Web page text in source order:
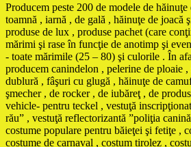
Producem peste 200 de modele de
toamnă , iarnă , de gală , hăinuţe de joacă
produse de lux , produse pachet (care
mărimi şi rase în funcţie de anotimp şi
- toate mărimile (25 – 80) şi culorile . În
producem canindelon , pelerine de ploaie ,
dublură , fâşuri cu glugă , hăinuţe de
şmecher , de rocker , de iubăreţ , de
vehicle- pentru teckel , vestuţă
rău” , vestuţă reflectorizantă ”poliţia
costume populare pentru băieţei şi fetiţe ,
costume de carnaval , costum tirolez ,